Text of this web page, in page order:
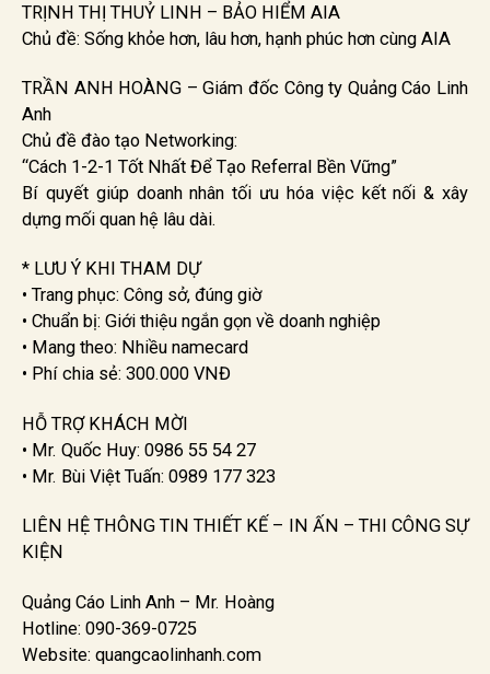
TRỊNH THỊ THUỶ LINH – BẢO HIỂM AIA
Chủ đề: Sống khỏe hơn, lâu hơn, hạnh phúc hơn cùng AIA
TRẦN ANH HOÀNG – Giám đốc Công ty Quảng Cáo Linh
Anh
Chủ đề đào tạo Networking:
“Cách 1-2-1 Tốt Nhất Để Tạo Referral Bền Vững”
Bí quyết giúp doanh nhân tối ưu hóa việc kết nối & xây
dựng mối quan hệ lâu dài.
* LƯU Ý KHI THAM DỰ
• Trang phục: Công sở, đúng giờ
• Chuẩn bị: Giới thiệu ngắn gọn về doanh nghiệp
• Mang theo: Nhiều namecard
• Phí chia sẻ: 300.000 VNĐ
HỖ TRỢ KHÁCH MỜI
• Mr. Quốc Huy: 0986 55 54 27
• Mr. Bùi Việt Tuấn: 0989 177 323
LIÊN HỆ THÔNG TIN THIẾT KẾ – IN ẤN – THI CÔNG SỰ
KIỆN
Quảng Cáo Linh Anh – Mr. Hoàng
Hotline: 090-369-0725
Website: quangcaolinhanh.com